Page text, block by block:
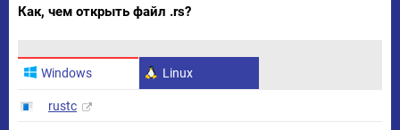
Как, чем открыть файл .rs?
Windows Linux
rustc